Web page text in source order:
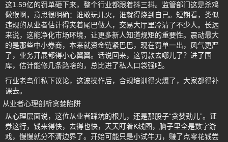
这1.59亿的罚单砸下来，整个行业都跟着抖三抖。监管部门这是杀鸡
儆猴啊，意思很明确：谁敢玩儿火，谁就得烧到自己。短期看，类似
违规的从业者估计得夹着尾巴做人，交易大厅里冷清了不少人。长远
来说，这能净化市场环境，让更多新人知道规矩的重要性。震动最大
的是那些中小券商，本来就资金链紧巴巴，现在罚单一出，风气更严
了，业务开展都得小心翼翼。话说回来，这罚款去哪儿了？进了国
库，估计能修几条路啥的，总比进了私人口袋强吧。
行业老鸟们私下议论，这波操作后，合规培训得火爆了，大家都得补
课去。
从业者心理剖析贪婪陷阱
从心理层面说，这位从业者踩坑的根儿，还是那股子“贪婪劲儿”。证
券这行，钱来得快，去得也快，天天盯着K线图，脑子里全是数字游
戏，慢慢就分不清边界了。开始可能只是小试牛刀，赚了点零花钱尝